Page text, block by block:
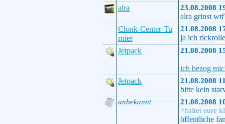
alra
23.08.2008
alra grinst
Clonk-Center-Tu
rnier
21.08.2008
ja ich
Jetpack
21.08.2008
ich bezog
Jetpack
21.08.2008
bitte kein
unbekannt
21.08.2008
>haltet eure
öffentliche